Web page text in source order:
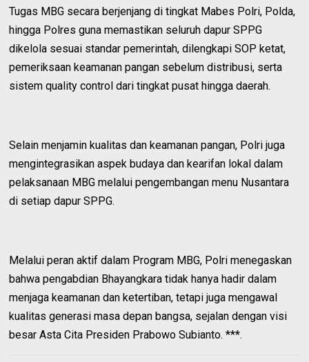
Tugas MBG secara berjenjang di tingkat Mabes Polri, Polda,
hingga Polres guna memastikan seluruh dapur SPPG
dikelola sesuai standar pemerintah, dilengkapi SOP ketat,
pemeriksaan keamanan pangan sebelum distribusi, serta
sistem quality control dari tingkat pusat hingga daerah.
Selain menjamin kualitas dan keamanan pangan, Polri juga
mengintegrasikan aspek budaya dan kearifan lokal dalam
pelaksanaan MBG melalui pengembangan menu Nusantara
di setiap dapur SPPG.
Melalui peran aktif dalam Program MBG, Polri menegaskan
bahwa pengabdian Bhayangkara tidak hanya hadir dalam
menjaga keamanan dan ketertiban, tetapi juga mengawal
kualitas generasi masa depan bangsa, sejalan dengan visi
besar Asta Cita Presiden Prabowo Subianto. ***.